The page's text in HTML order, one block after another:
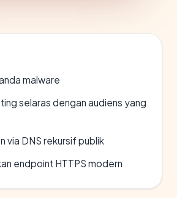
malware
selaras dengan audiens yang
via DNS rekursif publik
endpoint HTTPS modern